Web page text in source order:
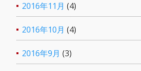
2016年11月 (4)
2016年10月 (4)
2016年9月 (3)